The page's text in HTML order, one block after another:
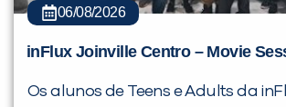
06/08/2026
inFlux Joinville Centro – Movie
Os alunos de Teens e Adults da